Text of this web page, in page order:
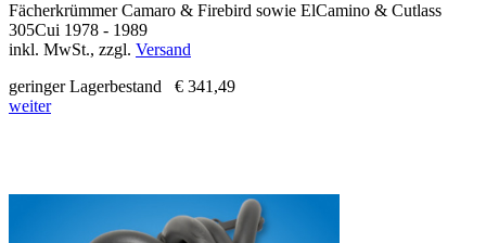
Fächerkrümmer Camaro & Firebird sowie ElCamino & Cutlass
305Cui 1978 - 1989
inkl. MwSt., zzgl. Versand
geringer Lagerbestand
€ 341,49
weiter